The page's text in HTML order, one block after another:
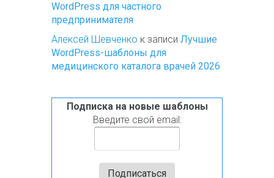
WordPress для частного
предпринимателя
Алексей Шевченко к записи Лучшие
WordPress-шаблоны для
медицинского каталога врачей 2026
Подписка на новые шаблоны
Введите свой email: